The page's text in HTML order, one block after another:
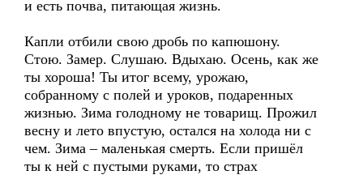
и есть почва, питающая жизнь.
Капли отбили свою дробь по капюшону.
Стою. Замер. Слушаю. Вдыхаю. Осень, как же
ты хороша! Ты итог всему, урожаю,
собранному с полей и уроков, подаренных
жизнью. Зима голодному не товарищ. Прожил
весну и лето впустую, остался на холода ни с
чем. Зима – маленькая смерть. Если пришёл
ты к ней с пустыми руками, то страх